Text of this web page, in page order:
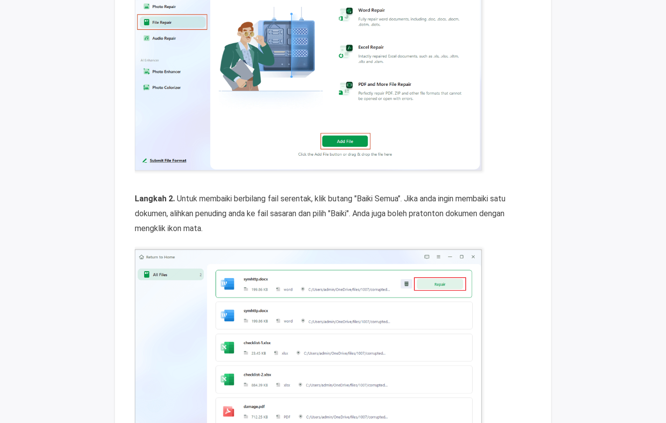
Langkah 2. Untuk membaiki berbilang fail serentak, klik butang "Baiki Semua". Jika anda ingin membaiki satu
dokumen, alihkan penuding anda ke fail sasaran dan pilih "Baiki". Anda juga boleh pratonton dokumen dengan
mengklik ikon mata.